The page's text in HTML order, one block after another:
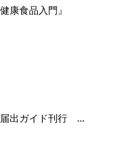
康食品入門』
届出ガイド刊行 …